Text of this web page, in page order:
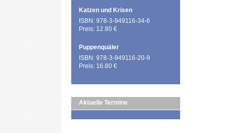
Katzen und Krisen
ISBN: 978-3-949116-34-6
Preis: 12.80 €
Puppenquäler
ISBN: 978-3-949116-20-9
Preis: 16.80 €
Aktuelle Termine